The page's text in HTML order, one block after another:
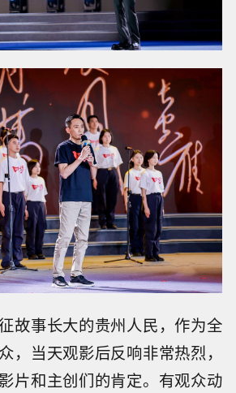
故事长大的贵州人民，作为全
，当天观影后反响非常热烈，
片和主创们的肯定。有观众动